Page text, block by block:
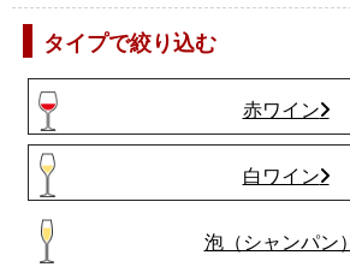
タイプで絞り込む
赤ワイン
白ワイン
泡（シャンパン）